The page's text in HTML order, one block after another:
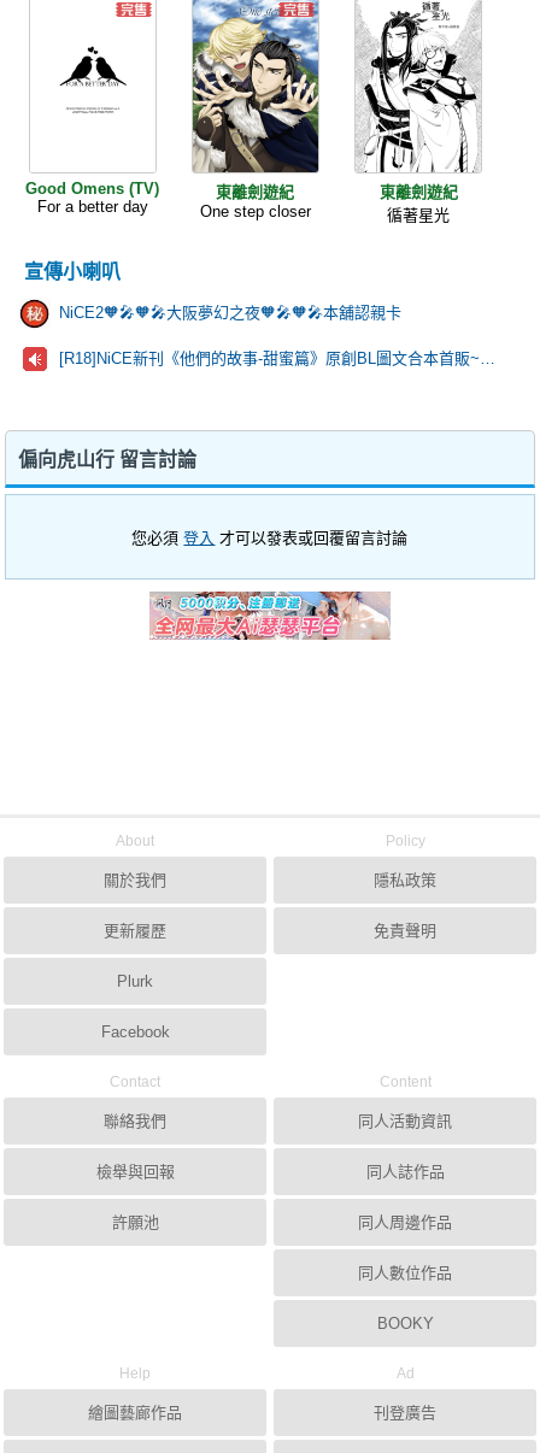
Good Omens (TV)
For a better day
東離劍遊紀
One step closer
東離劍遊紀
循著星光
宣傳小喇叭
NiCE2🧡🎤🧡🎤大阪夢幻之夜🧡🎤🧡🎤本舖認親卡
[R18]NiCE新刊《他們的故事-甜蜜篇》原創BL圖文合本首販~歡迎來看看！
偏向虎山行 留言討論
您必須登入 才可以發表或回覆留言討論
About
關於我們
更新履歷
Plurk
Facebook
Policy
隱私政策
免責聲明
Contact
聯絡我們
檢舉與回報
許願池
Content
同人活動資訊
同人誌作品
同人周邊作品
同人數位作品
BOOKY
Help
繪圖藝廊作品
Ad
刊登廣告